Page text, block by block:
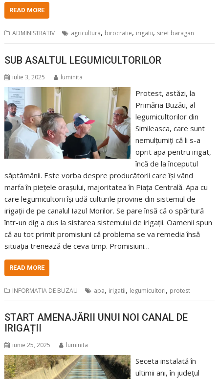
READ MORE
ADMINISTRATIV agricultura, birocratie, irigatii, siret baragan
SUB ASALTUL LEGUMICULTORILOR
iulie 3, 2025 luminita
Protest, astăzi, la
Primăria Buzău, al
legumicultorilor din
Simileasca, care sunt
nemulțumiți că li s-a
oprit apa pentru irigat,
încă de la începutul
săptămânii. Este vorba despre producătorii care își vând
marfa în piețele orașului, majoritatea în Piața Centrală. Apa cu
care legumicultorii își udă culturile provine din sistemul de
irigații de pe canalul Iazul Morilor. Se pare însă că o spărtură
într-un dig a dus la sistarea sistemului de irigații. Oamenii spun
că au tot primit promisiuni că problema se va remedia însă
situația trenează de ceva timp. Promisiuni…
READ MORE
INFORMATIA DE BUZAU apa, irigatii, legumicultori, protest
START AMENAJĂRII UNUI NOI CANAL DE
IRIGAȚII
iunie 25, 2025 luminita
Seceta instalată în
ultimii ani, în județul